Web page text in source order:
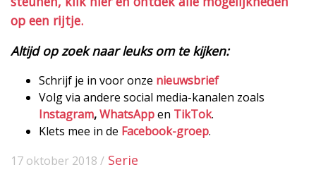
op een rijtje.
Altijd op zoek naar leuks om te kijken:
Schrijf je in voor onze nieuwsbrief
Volg via andere social media-kanalen zoals
Instagram,WhatsAppen TikTok.
Klets mee in de Facebook-groep.
17 oktober 2018 / Serie